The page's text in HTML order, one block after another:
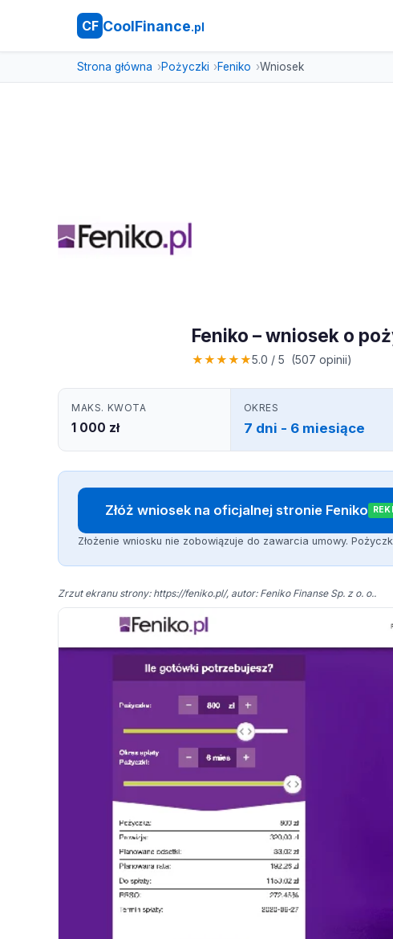
CF CoolFinance.pl
Strona główna Pożyczki Feniko Wniosek
Feniko – wniosek o
★★★★★5.0 / 5 (507 opinii)
MAKS. KWOTA
1 000 zł
OKRES
7 dni - 6 miesiące
Złóż wniosek na oficjalnej stronie Feniko
Złożenie wniosku nie zobowiązuje do zawarcia umowy.
Zrzut ekranu strony: https://feniko.pl/, autor: Feniko Finanse Sp. z o. o..